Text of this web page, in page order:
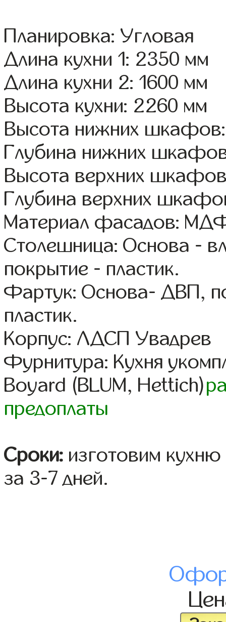
Планировка: Угловая
Длина кухни 1: 2350 мм
Длина кухни 2: 1600 мм
Высота кухни: 2260 мм
Высота нижних
Глубина нижних
Высота верхних
Глубина верхних
Материал фасадов:
Столешница: Основа -
покрытие - пластик.
Фартук: Основа- ДВП,
пластик.
Корпус: ЛДСП Увадрев
Фурнитура: Кухня
Boyard (BLUM, Hettich)
предоплаты
Сроки: изготовим
за 3-7 дней.